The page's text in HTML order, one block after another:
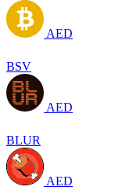
AED
BSV
AED
BLUR
AED